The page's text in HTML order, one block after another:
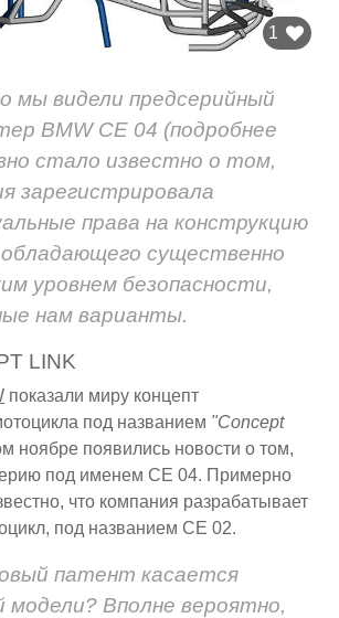
1
мы видели предсерийный
BMW CE 04 (подробнее
стало известно о том,
зарегистрировала
права на конструкцию
существенно
уровнем безопасности,
нам варианты.
LINK
показали миру концепт
под названием "Concept
ноябре появились новости о том,
под именем CE 04. Примерно
что компания разрабатывает
под названием CE 02.
патент касается
модели? Вполне вероятно,